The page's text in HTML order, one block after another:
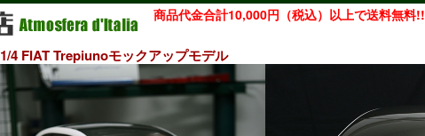
商品代金合計10,000円（税込）以上で送料無料!!
1/4 FIAT Trepiunoモックアップモデル